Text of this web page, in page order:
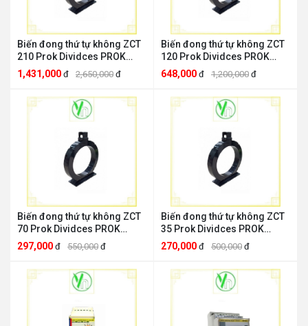
Biến đong thứ tự không ZCT
210 Prok Dividces PROK
DEVICES ZCT 210
1,431,000 đ 2,650,000 đ
Biến đong thứ tự không ZCT
120 Prok Dividces PROK
DEVICES ZCT 120
648,000 đ 1,200,000 đ
Biến đong thứ tự không ZCT
70 Prok Dividces PROK
DEVICES ZCT 70
297,000 đ 550,000 đ
Biến đong thứ tự không ZCT
35 Prok Dividces PROK
DEVICES ZCT 35
270,000 đ 500,000 đ